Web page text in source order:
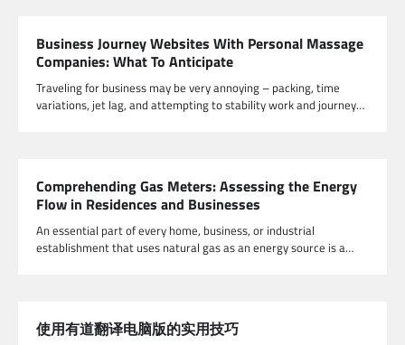
Business Journey Websites With Personal Massage
Companies: What To Anticipate
Traveling for business may be very annoying – packing, time
variations, jet lag, and attempting to stability work and journey…
Comprehending Gas Meters: Assessing the Energy
Flow in Residences and Businesses
An essential part of every home, business, or industrial
establishment that uses natural gas as an energy source is a…
使用有道翻译电脑版的实用技巧